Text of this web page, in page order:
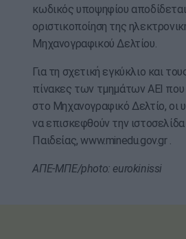
κωδικός υποψηφίου
οριστικοποίηση της
Μηχανογραφικού Δελτίου.
Για τη σχετική εγκύκλιο και
πίνακες των τμημάτων ΑΕΙ που
στο Μηχανογραφικό Δελτίο, οι
να επισκεφθούν την
Παιδείας, www.minedu.gov.gr .
ΑΠΕ-ΜΠΕ/photo: eurokinissi